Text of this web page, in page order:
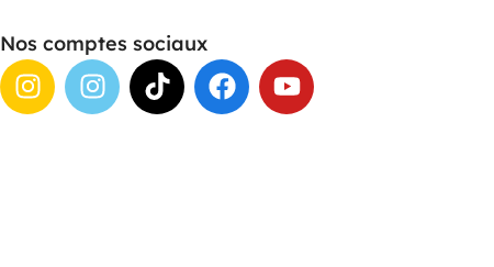
Nos comptes sociaux